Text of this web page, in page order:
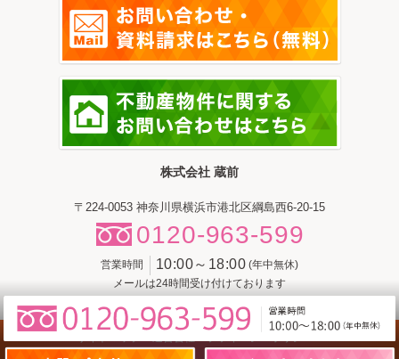
株式会社 蔵前
〒224-0053 神奈川県横浜市港北区綱島西6-20-15
0120-963-599
営業時間 10:00～18:00 (年中無休)
メールは24時間受け付けております